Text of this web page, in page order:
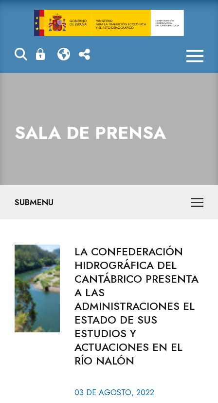
Sala de prensa
SALA DE PRENSA
SUBMENU
LA CONFEDERACIÓN
HIDROGRÁFICA DEL
CANTÁBRICO PRESENTA
A LAS
ADMINISTRACIONES EL
ESTADO DE SUS
ESTUDIOS Y
ACTUACIONES EN EL
RÍO NALÓN
03 DE AGOSTO, 2022